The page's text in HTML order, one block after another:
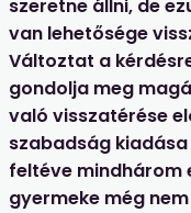
szeretne állni, de
van lehetősége
Változtat a
gondolja meg
való visszatérése
szabadság
feltéve mindhárom
gyermeke még